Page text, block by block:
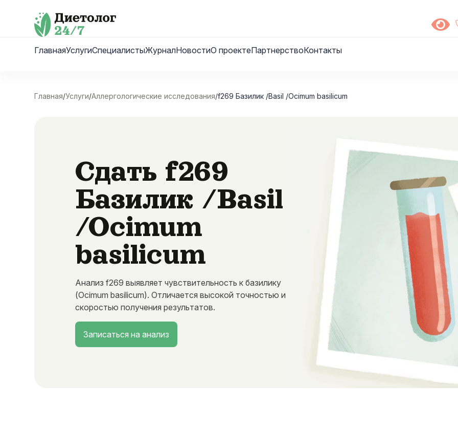
ГлавнаяУслугиСпециалистыЖурналНовостиО проектеПартнерствоКонтакты
Главная/Услуги/Аллергологические исследования/f269 Базилик /Basil /Ocimum basilicum
Сдать f269
Базилик /Basil
/Ocimum
basilicum
Анализ f269 выявляет чувствительность к базилику
(Ocimum basilicum). Отличается высокой точностью и
скоростью получения результатов.
Записаться на анализ